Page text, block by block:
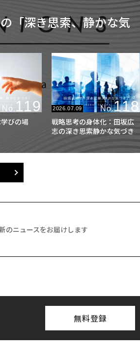
「深き思索、静かな気
No. 119
びの場
2026.07.09 No.118
戦略思考の身体化：田坂広
志の深き思索静かな気づき
のニュースをお届けします
無料登録